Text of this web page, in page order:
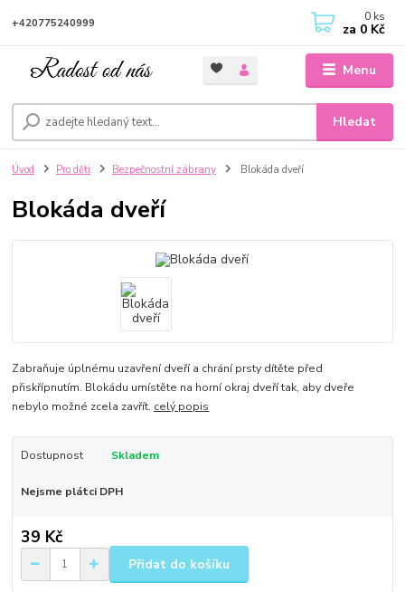
Menu
Hledat
+420775240999 0 ks
za 0 Kč
Úvod Pro děti Bezpečnostní zábrany Blokáda dveří
Blokáda dveří
Zabraňuje úplnému uzavření dveří a chrání prsty dítěte před
přiskřípnutím. Blokádu umístěte na horní okraj dveří tak, aby dveře
nebylo možné zcela zavřít. celý popis
Dostupnost Skladem
Nejsme plátci DPH
39 Kč
Přidat do košíku